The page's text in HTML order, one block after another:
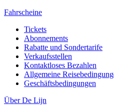
Fahrscheine
Tickets
Abonnements
Rabatte und Sondertarife
Verkaufsstellen
Kontaktloses Bezahlen
Allgemeine
Geschäftsbedingungen
Über De Lijn